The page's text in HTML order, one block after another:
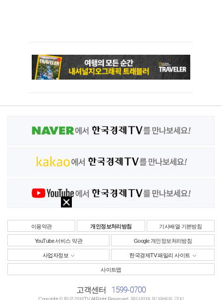
이용약관 개인정보처리방침 기사배열 기본방침
YouTube 서비스 약관 Google 개인정보처리방침
사업자정보 한국경제TV 패밀리 사이트
사이트맵
고객센터 1599-0700